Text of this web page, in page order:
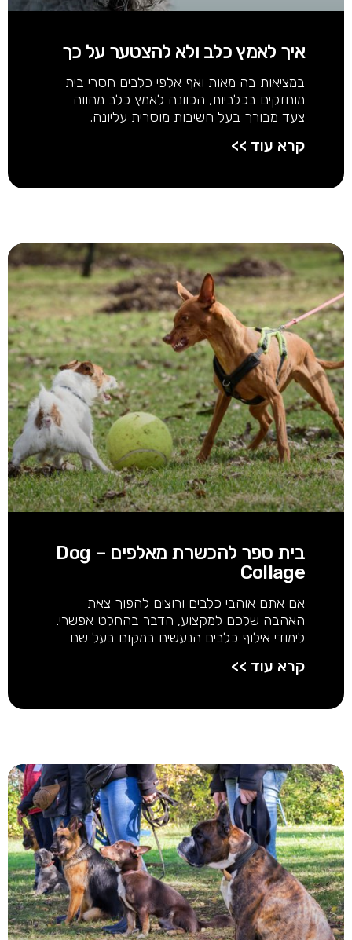
איך לאמץ כלב ולא להצטער על כך
במציאות בה מאות ואף אלפי כלבים חסרי בית
מוחזקים בכלביות, הכוונה לאמץ כלב מהווה
צעד מבורך בעל חשיבות מוסרית עליונה.
קרא עוד >>
בית ספר להכשרת מאלפים – Dog
Collage
אם אתם אוהבי כלבים ורוצים להפוך צאת
האהבה שלכם למקצוע, הדבר בהחלט אפשרי.
לימודי אילוף כלבים הנעשים במקום בעל שם
קרא עוד >>